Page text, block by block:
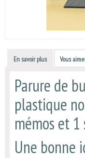
En savoir plus Vous
Parure de
plastique
mémos et
Une bonne